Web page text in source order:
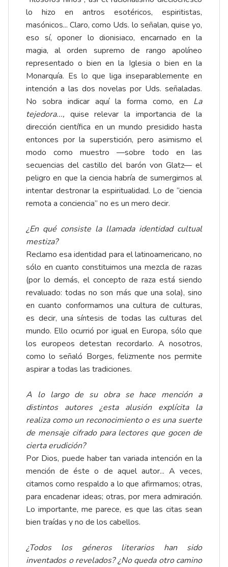
lo hizo en antros esotéricos, espiritistas,
masónicos... Claro, como Uds. lo señalan, quise yo,
eso sí, oponer lo dionisiaco, encarnado en la
magia, al orden supremo de rango apolíneo
representado o bien en la Iglesia o bien en la
Monarquía. Es lo que liga inseparablemente en
intención a las dos novelas por Uds. señaladas.
No sobra indicar aquí la forma como, en La
tejedora..., quise relevar la importancia de la
dirección científica en un mundo presidido hasta
entonces por la superstición, pero asimismo el
modo como muestro —sobre todo en las
secuencias del castillo del barón von Glatz— el
peligro en que la ciencia habría de sumergirnos al
intentar destronar la espiritualidad. Lo de “ciencia
remota a conciencia” no es un mero decir.
¿En qué consiste la llamada identidad cultual
mestiza?
Reclamo esa identidad para el latinoamericano, no
sólo en cuanto constituimos una mezcla de razas
(por lo demás, el concepto de raza está siendo
revaluado: todas no son más que una sola), sino
en cuanto conformamos una cultura de culturas,
es decir, una síntesis de todas las culturas del
mundo. Ello ocurrió por igual en Europa, sólo que
los europeos detestan recordarlo. A nosotros,
como lo señaló Borges, felizmente nos permite
aspirar a todas las tradiciones.
A lo largo de su obra se hace mención a
distintos autores ¿esta alusión explícita la
realiza como un reconocimiento o es una suerte
de mensaje cifrado para lectores que gocen de
cierta erudición?
Por Dios, puede haber tan variada intención en la
mención de éste o de aquel autor... A veces,
citamos como respaldo a lo que afirmamos; otras,
para encadenar ideas; otras, por mera admiración.
Lo importante, me parece, es que las citas sean
bien traídas y no de los cabellos.
¿Todos los géneros literarios han sido
inventados o revelados? ¿No queda otro camino